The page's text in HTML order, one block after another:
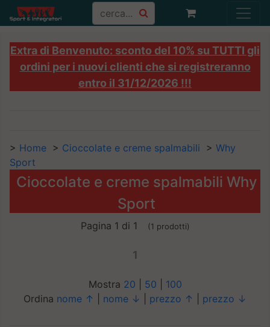
Extra di Benvenuto: sconto del 10% su TUTTI gli
ordini per i nuovi clienti che si registreranno
entro il 31/12/2026 !!!
> Home > Cioccolate e creme spalmabili > Why
Sport
Cioccolate e creme spalmabili Why
Sport
Pagina 1 di 1 (1 prodotti)
1
Mostra 20 50
100
Ordina nome ↑ nome ↓ prezzo ↑ prezzo ↓